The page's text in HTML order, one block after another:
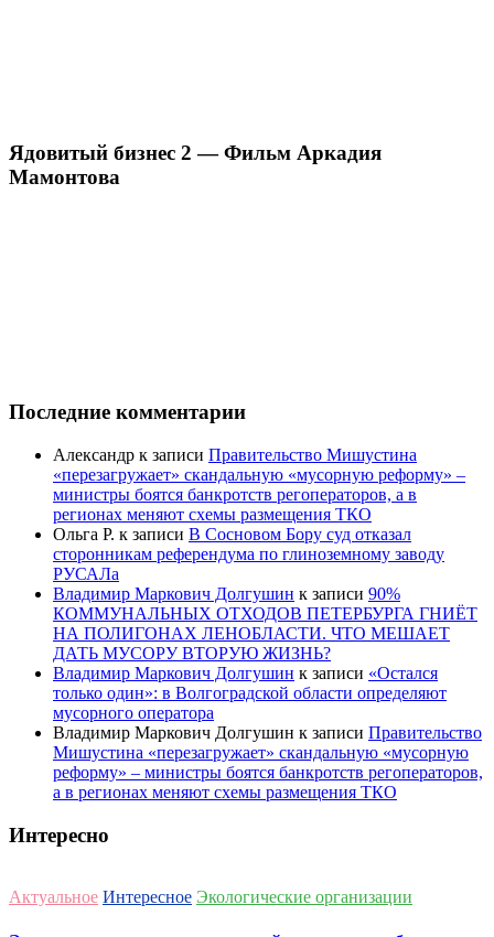
Ядовитый бизнес 2 — Фильм Аркадия
Мамонтова
Последние комментарии
Александр к записи Правительство Мишустина
«перезагружает» скандальную «мусорную реформу» –
министры боятся банкротств регоператоров, а в
регионах меняют схемы размещения ТКО
Ольга Р. к записи В Сосновом Бору суд отказал
сторонникам референдума по глиноземному заводу
РУСАЛа
Владимир Маркович Долгушин к записи 90%
КОММУНАЛЬНЫХ ОТХОДОВ ПЕТЕРБУРГА ГНИЁТ
НА ПОЛИГОНАХ ЛЕНОБЛАСТИ. ЧТО МЕШАЕТ
ДАТЬ МУСОРУ ВТОРУЮ ЖИЗНЬ?
Владимир Маркович Долгушин к записи «Остался
только один»: в Волгоградской области определяют
мусорного оператора
Владимир Маркович Долгушин к записи Правительство
Мишустина «перезагружает» скандальную «мусорную
реформу» – министры боятся банкротств регоператоров,
а в регионах меняют схемы размещения ТКО
Интересно
Актуальное Интересное Экологические организации